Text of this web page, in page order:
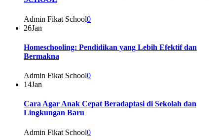
Admin Fikat School0
26Jan
Homeschooling: Pendidikan yang Lebih Efektif dan
Bermakna
Admin Fikat School0
14Jan
Cara Agar Anak Cepat Beradaptasi di Sekolah dan
Lingkungan Baru
Admin Fikat School0